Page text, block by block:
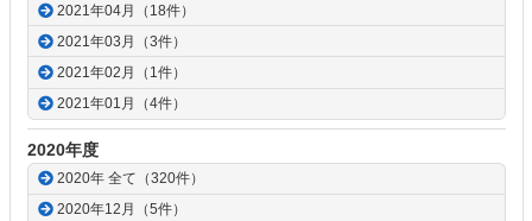
2021年04月（18件）
2021年03月（3件）
2021年02月（1件）
2021年01月（4件）
2020年度
2020年 全て（320件）
2020年12月（5件）